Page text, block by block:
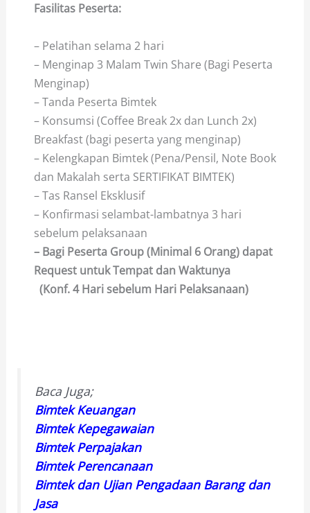
Fasilitas Peserta:
– Pelatihan selama 2 hari
– Menginap 3 Malam Twin Share (Bagi Peserta
Menginap)
– Tanda Peserta Bimtek
– Konsumsi (Coffee Break 2x dan Lunch 2x)
Breakfast (bagi peserta yang menginap)
– Kelengkapan Bimtek (Pena/Pensil, Note Book
dan Makalah serta SERTIFIKAT BIMTEK)
– Tas Ransel Eksklusif
– Konfirmasi selambat-lambatnya 3 hari
sebelum pelaksanaan
– Bagi Peserta Group (Minimal 6 Orang) dapat
Request untuk Tempat dan Waktunya
(Konf. 4 Hari sebelum Hari Pelaksanaan)
Baca Juga;
Bimtek Keuangan
Bimtek Kepegawaian
Bimtek Perpajakan
Bimtek Perencanaan
Bimtek dan Ujian Pengadaan Barang dan
Jasa